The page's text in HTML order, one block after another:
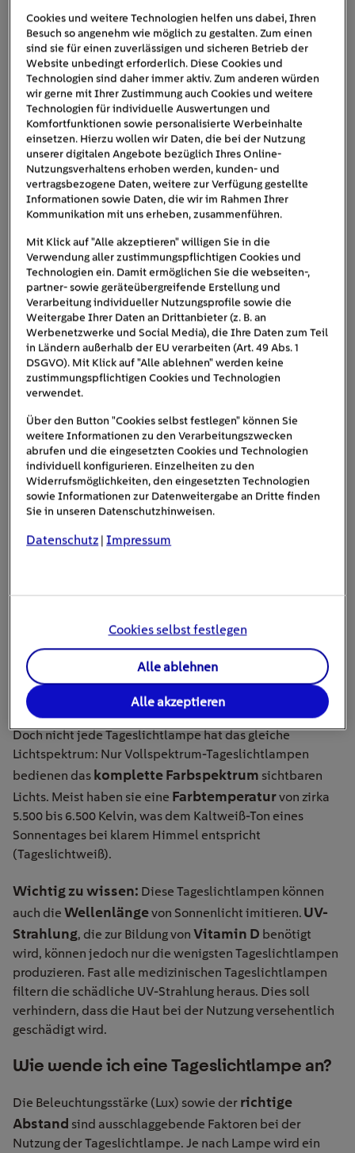
Bestimmt haben Sie schon einmal davon gehört, dass der
Mensch eine „innere Uhr“ hat. Diese Uhr wird
maßgeblich durch Licht gesteuert. Trifft Tageslicht auf
unsere Netzhaut, wird die Produktion des Hormons
Serotoninangeregt: Es giltals Glückshormon, das uns
fit und fröhlich stimmt – ein körpereigenes
Antidepressivum. Doch im deutschen Winter fehlt es uns
oft an ausreichend Tageslicht, sodass der
Serotoninspiegel sinkt und dadurch auch die Stimmung
gedrückter ist. Hinzu kommt, dass der Körper oft eine
größere Menge desSchlafhormons Melatonin
unmotiviert. Durch das reduzierte Tageslicht gerät die
innere Uhr durcheinander. Man spricht auch von einer
Lichtmangelerscheinung– dem sogenannten
Winterblues– also einer saisonalen Verstimmung.
Seltener können die Beschwerden jedoch auch auf eine
saisonale Depression (Winterdepression) hindeuten.
Hierbei handelt es sich um eine Erkrankung, die
medizinisch abgeklärt werden sollte.
Licht kurbelt die Serotoninproduktion an – und das sorgt für gute
Stimmung.
Vollspektrum-Licht und UV-Schutz
Doch nicht jede Tageslichtlampe hat das gleiche
Lichtspektrum: Nur Vollspektrum-Tageslichtlampen
bedienen das komplette Farbspektrum sichtbaren
Lichts. Meist haben sie eine Farbtemperaturvon zirka
5.500 bis 6.500 Kelvin, was dem Kaltweiß-Ton eines
Sonnentages bei klarem Himmel entspricht
(Tageslichtweiß).
Wichtig zu wissen: Diese Tageslichtlampen können
auch die Wellenlängevon Sonnenlicht imitieren. UV-
Strahlung, die zur Bildung von Vitamin D benötigt
wird, können jedoch nur die wenigsten Tageslichtlampen
produzieren. Fast alle medizinischen Tageslichtlampen
filtern die schädliche UV-Strahlung heraus. Dies soll
verhindern, dass die Haut bei der Nutzung versehentlich
geschädigt wird.
Wie wende ich eine Tageslichtlampe an?
Die Beleuchtungsstärke (Lux) sowie der richtige
Abstand sind ausschlaggebende Faktoren bei der
Nutzung der Tageslichtlampe. Je nach Lampe wird ein
Cookies und weitere Technologien helfen uns dabei, Ihren
Besuch so angenehm wie möglich zu gestalten. Zum einen
sind sie für einen zuverlässigen und sicheren Betrieb der
Website unbedingt erforderlich. Diese Cookies und
Technologien sind daher immer aktiv. Zum anderen würden
wir gerne mit Ihrer Zustimmung auch Cookies und weitere
Technologien für individuelle Auswertungen und
Komfortfunktionen sowie personalisierte Werbeinhalte
einsetzen. Hierzu wollen wir Daten, die bei der Nutzung
unserer digitalen Angebote bezüglich Ihres Online-
Nutzungsverhaltens erhoben werden, kunden- und
vertragsbezogene Daten, weitere zur Verfügung gestellte
Informationen sowie Daten, die wir im Rahmen Ihrer
Kommunikation mit uns erheben, zusammenführen.
Mit Klick auf "Alle akzeptieren" willigen Sie in die
Verwendung aller zustimmungspflichtigen Cookies und
Technologien ein. Damit ermöglichen Sie die webseiten-,
partner- sowie geräteübergreifende Erstellung und
Verarbeitung individueller Nutzungsprofile sowie die
Weitergabe Ihrer Daten an Drittanbieter (z. B. an
Werbenetzwerke und Social Media), die Ihre Daten zum Teil
in Ländern außerhalb der EU verarbeiten (Art. 49 Abs. 1
DSGVO). Mit Klick auf "Alle ablehnen" werden keine
zustimmungspflichtigen Cookies und Technologien
verwendet.
Über den Button "Cookies selbst festlegen" können Sie
weitere Informationen zu den Verarbeitungszwecken
abrufen und die eingesetzten Cookies und Technologien
individuell konfigurieren. Einzelheiten zu den
Widerrufsmöglichkeiten, den eingesetzten Technologien
sowie Informationen zur Datenweitergabe an Dritte finden
Sie in unseren Datenschutzhinweisen.
Datenschutz |Impressum
Cookies selbst festlegen
Alle ablehnen
Alle akzeptieren